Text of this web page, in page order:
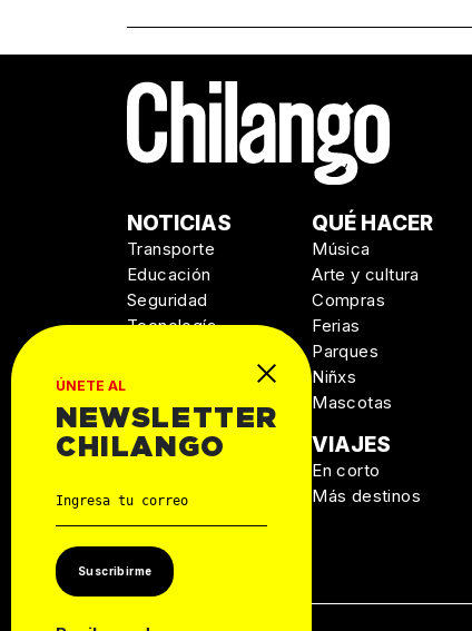
ÚNETE AL
NEWSLETTER
CHILANGO
Suscribirme
NOTICIAS
Transporte
Educación
Seguridad
Tecnología
QUÉ HACER
Música
Arte y cultura
Compras
Ferias
Parques
Niñxs
Mascotas
MANUAL DE
Personal
Autos
Casa
VIAJES
En corto
Más destinos